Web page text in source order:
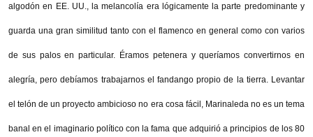
algodón en EE. UU., la melancolía era lógicamente la parte predominante y
guarda una gran similitud tanto con el flamenco en general como con varios
de sus palos en particular. Éramos petenera y queríamos convertirnos en
alegría, pero debíamos trabajarnos el fandango propio de la tierra. Levantar
el telón de un proyecto ambicioso no era cosa fácil, Marinaleda no es un tema
banal en el imaginario político con la fama que adquirió a principios de los 80